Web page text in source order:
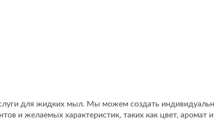
для жидких мыл. Мы можем создать
и желаемых характеристик, таких как цвет, аромат